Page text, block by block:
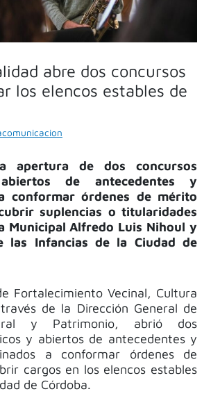
abre dos concursos
los elencos estables de
apertura de dos concursos
de antecedentes y
conformar órdenes de mérito
suplencias o titularidades
Municipal Alfredo Luis Nihoul y
las Infancias de la Ciudad de
Fortalecimiento Vecinal, Cultura
de la Dirección General de
y Patrimonio, abrió dos
y abiertos de antecedentes y
a conformar órdenes de
cargos en los elencos estables
de Córdoba.